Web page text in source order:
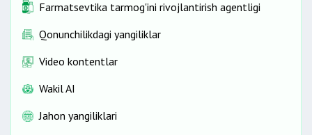
Farmatsevtika tarmog'ini rivojlantirish agentligi
Qonunchilikdagi yangiliklar
Video kontentlar
Wakil AI
Jahon yangiliklari